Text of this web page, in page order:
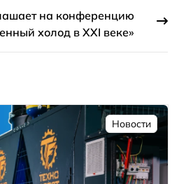
на конференцию
холод в XXI веке»
Новости